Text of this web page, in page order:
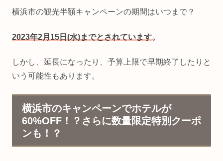
横浜市の観光半額キャンペーンの期間はいつまで？
2023年2月15日(水)までとされています。
しかし、延長になったり、予算上限で早期終了したりと
いう可能性もあります。
横浜市のキャンペーンでホテルが
60%OFF！？さらに数量限定特別クーポ
ンも！？